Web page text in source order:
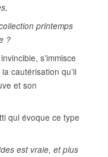
printemps
?
s’immisce
cautérisation qu’il
et son
qui évoque ce type
est vraie, et plus